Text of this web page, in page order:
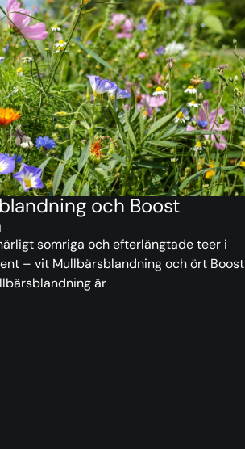
och Boost
somriga och efterlängtade teer i
– vit Mullbärsblandning och ört Boost
är